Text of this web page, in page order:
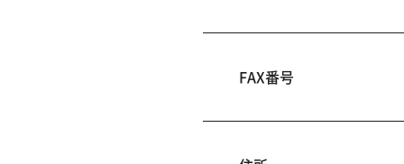
FAX番号